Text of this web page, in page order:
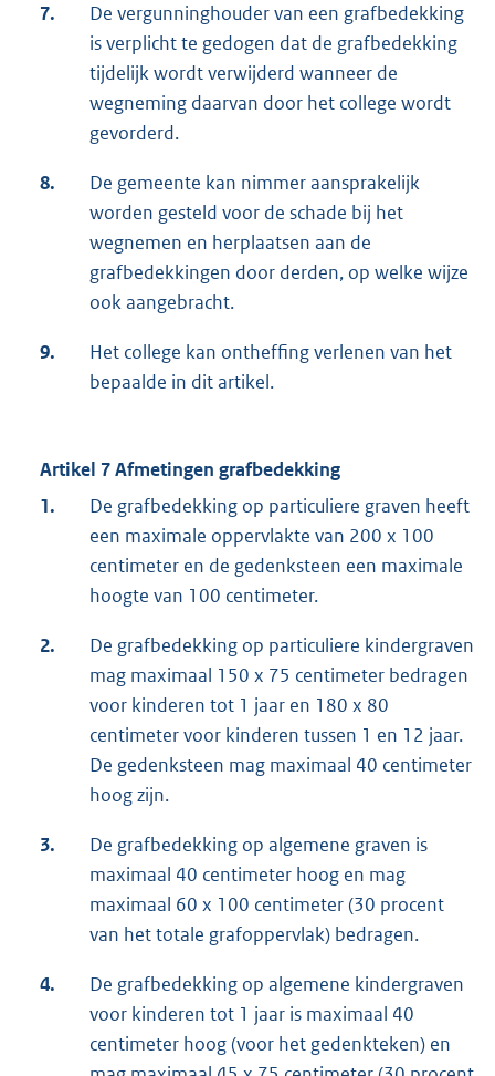
7.
De vergunninghouder van een grafbedekking
is verplicht te gedogen dat de grafbedekking
tijdelijk wordt verwijderd wanneer de
wegneming daarvan door het college wordt
gevorderd.
8.
De gemeente kan nimmer aansprakelijk
worden gesteld voor de schade bij het
wegnemen en herplaatsen aan de
grafbedekkingen door derden, op welke wijze
ook aangebracht.
9.
Het college kan ontheffing verlenen van het
bepaalde in dit artikel.
Artikel 7 Afmetingen grafbedekking
1.
De grafbedekking op particuliere graven heeft
een maximale oppervlakte van 200 x 100
centimeter en de gedenksteen een maximale
hoogte van 100 centimeter.
2.
De grafbedekking op particuliere kindergraven
mag maximaal 150 x 75 centimeter bedragen
voor kinderen tot 1 jaar en 180 x 80
centimeter voor kinderen tussen 1 en 12 jaar.
De gedenksteen mag maximaal 40 centimeter
hoog zijn.
3.
De grafbedekking op algemene graven is
maximaal 40 centimeter hoog en mag
maximaal 60 x 100 centimeter (30 procent
van het totale grafoppervlak) bedragen.
4.
De grafbedekking op algemene kindergraven
voor kinderen tot 1 jaar is maximaal 40
centimeter hoog (voor het gedenkteken) en